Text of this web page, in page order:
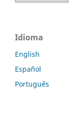
Idioma
English
Español
Português